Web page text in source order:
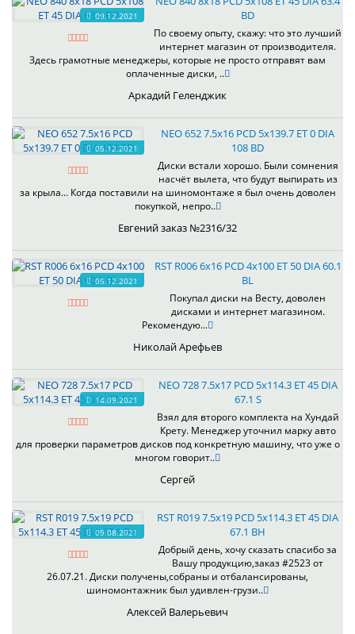
09.12.2021
BD
По своему опыту, скажу: что это лучший
интернет магазин от производителя.
Здесь грамотные менеджеры, которые не просто отправят вам
оплаченные диски, ..
Аркадий Геленджик
05.12.2021
NEO 652 7.5x16 PCD 5x139.7 ET 0 DIA
108 BD
Диски встали хорошо. Были сомнения
насчёт вылета, что будут выпирать из
за крыла... Когда поставили на шиномонтаже я был очень доволен
покупкой, непро..
Евгений заказ №2316/32
05.12.2021
RST R006 6x16 PCD 4x100 ET 50 DIA 60.1
BL
Покупал диски на Весту, доволен
дисками и интернет магазином.
Рекомендую...
Николай Арефьев
14.09.2021
NEO 728 7.5x17 PCD 5x114.3 ET 45 DIA
67.1 S
Взял для второго комплекта на Хундай
Крету. Менеджер уточнил марку авто
для проверки параметров дисков под конкретную машину, что уже о
многом говорит..
Сергей
09.08.2021
RST R019 7.5x19 PCD 5x114.3 ET 45 DIA
67.1 BH
Добрый день, хочу сказать спасибо за
Вашу продукцию,заказ #2523 от
26.07.21. Диски получены,собраны и отбалансированы,
шиномонтажник был удивлен-грузи..
Алексей Валерьевич